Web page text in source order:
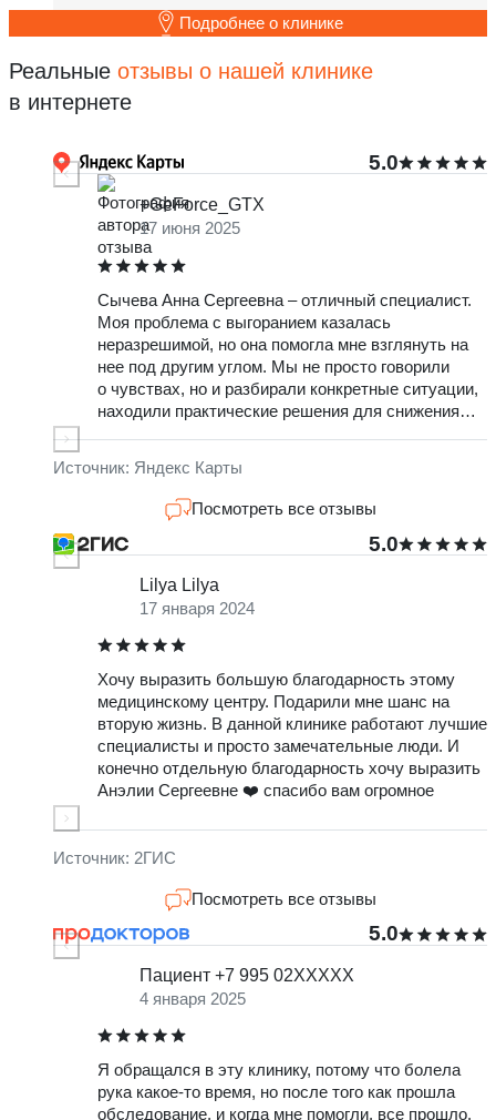
Подробнее о клинике
Реальные отзывы о нашей клинике
в интернете
5.0
+GeForce_GTX
17 июня 2025
Сычева Анна Сергеевна – отличный специалист.
Моя проблема с выгоранием казалась
неразрешимой, но она помогла мне взглянуть на
нее под другим углом. Мы не просто говорили
о чувствах, но и разбирали конкретные ситуации,
находили практические решения для снижения
Источник: Яндекс Карты
Посмотреть все отзывы
5.0
Lilya Lilya
17 января 2024
Хочу выразить большую благодарность этому
медицинскому центру. Подарили мне шанс на
вторую жизнь. В данной клинике работают лучшие
специалисты и просто замечательные люди. И
конечно отдельную благодарность хочу выразить
Анэлии Сергеевне ❤️ спасибо вам огромное
Источник: 2ГИС
Посмотреть все отзывы
5.0
Пациент +7 995 02XXXXX
4 января 2025
Я обращался в эту клинику, потому что болела
рука какое-то время, но после того как прошла
обследование, и когда мне помогли, все прошло.